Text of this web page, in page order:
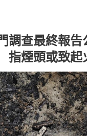
調查最終報
煙頭或致起